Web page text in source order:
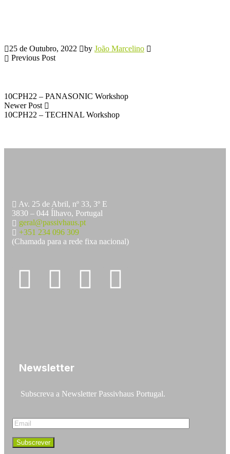
25 de Outubro, 2022 by João Marcelino
Previous Post
10CPH22 – PANASONIC Workshop
Newer Post
10CPH22 – TECHNAL Workshop
Av. 25 de Abril, nº 33, 3º E
3830 – 044 Ílhavo, Portugal
geral@passivhaus.pt
+351 234 096 309
(Chamada para a rede fixa nacional)
Newsletter
Subscreva a Newsletter Passivhaus Portugal.